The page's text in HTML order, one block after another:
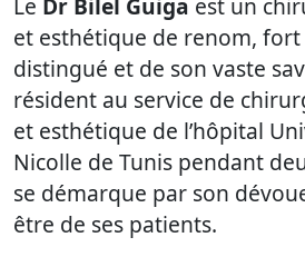
Le Dr Bilel Guiga est un
et esthétique de renom,
distingué et de son vaste
résident au service de
et esthétique de l’hôpital
Nicolle de Tunis pendant
se démarque par son
être de ses patients.